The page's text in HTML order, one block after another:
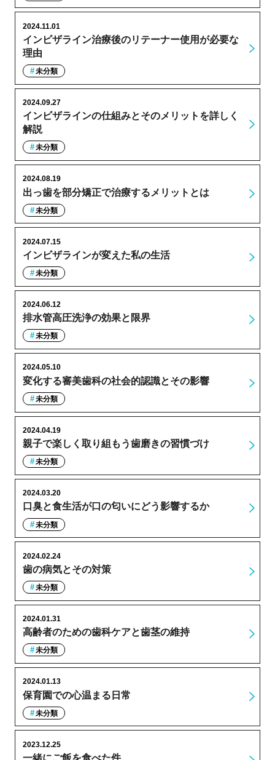
インビザライン治療後のリテーナー使用が必要な
理由
2024.11.01
未分類
インビザラインの仕組みとそのメリットを詳しく
解説
2024.09.27
未分類
出っ歯を部分矯正で治療するメリットとは
2024.08.19
未分類
インビザラインが変えた私の生活
2024.07.15
未分類
排水管高圧洗浄の効果と限界
2024.06.12
未分類
変化する審美歯科の社会的認識とその影響
2024.05.10
未分類
親子で楽しく取り組もう歯磨きの習慣づけ
2024.04.19
未分類
口臭と食生活が口の匂いにどう影響するか
2024.03.20
未分類
歯の病気とその対策
2024.02.24
未分類
高齢者のための歯科ケアと歯茎の維持
2024.01.31
未分類
保育園での心温まる日常
2024.01.13
未分類
一緒にご飯を食べた件
2023.12.25